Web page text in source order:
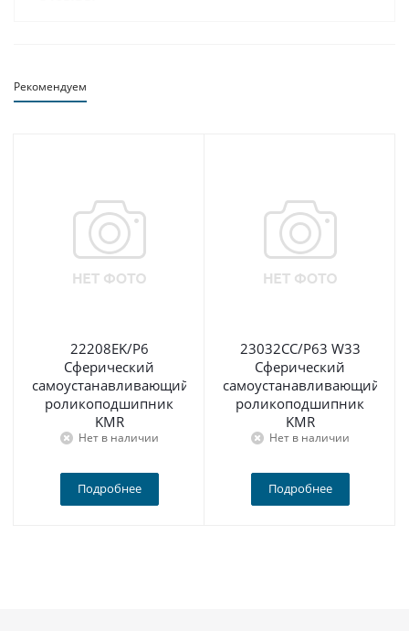
Рекомендуем
22208EK/P6
Сферический
самоустанавливающийся
роликоподшипник
KMR
Нет в наличии
Подробнее
23032CC/P63 W33
Сферический
самоустанавливающийся
роликоподшипник
KMR
Нет в наличии
Подробнее